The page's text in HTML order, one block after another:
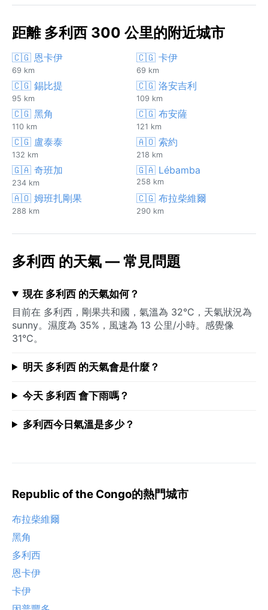
距離 多利西 300 公里的附近城市
🇨🇬 恩卡伊
69 km
🇨🇬 卡伊
69 km
🇨🇬 錫比提
95 km
🇨🇬 洛安吉利
109 km
🇨🇬 黑角
110 km
🇨🇬 布安薩
121 km
🇨🇬 盧泰泰
132 km
🇦🇴 索約
218 km
🇬🇦 奇班加
234 km
🇬🇦 Lébamba
258 km
🇦🇴 姆班扎剛果
288 km
🇨🇬 布拉柴維爾
290 km
多利西 的天氣 — 常見問題
現在 多利西 的天氣如何？
目前在 多利西，剛果共和國，氣溫為 32°C，天氣狀況為
sunny。濕度為 35%，風速為 13 公里/小時。感覺像
31°C。
明天 多利西 的天氣會是什麼？
今天 多利西 會下雨嗎？
多利西今日氣溫是多少？
Republic of the Congo的熱門城市
布拉柴維爾
黑角
多利西
恩卡伊
卡伊